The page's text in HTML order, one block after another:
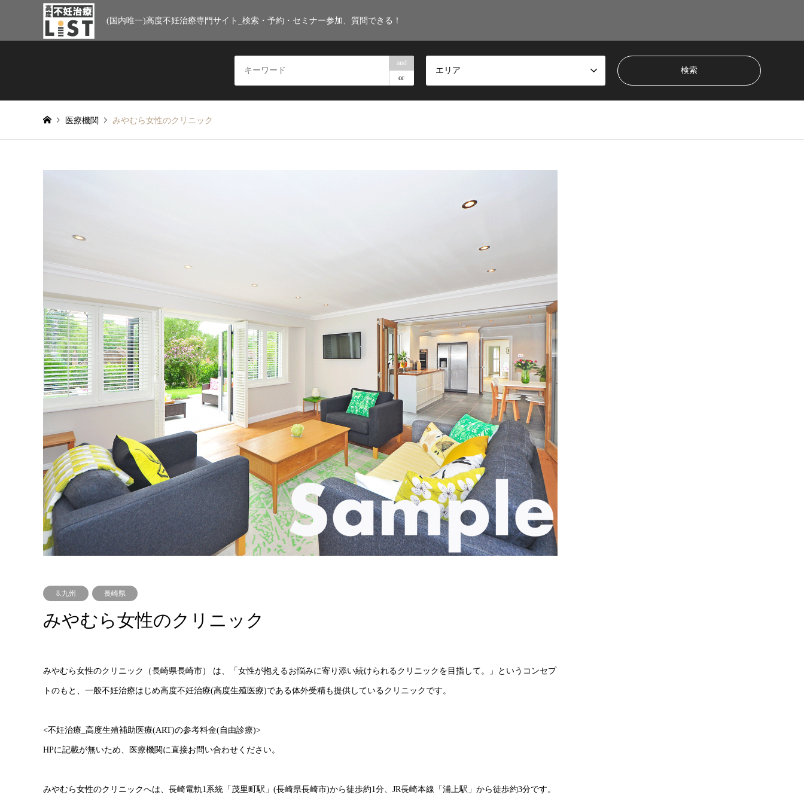
(国内唯一)高度不妊治療専門サイト_検索・予約・セミナー参加、質問できる！
and
or
エリア
医療機関 みやむら女性のクリニック
8.九州 長崎県
みやむら女性のクリニック
みやむら女性のクリニック（長崎県長崎市） は、「女性が抱えるお悩みに寄り添い続けられるクリニックを目指して。」というコンセプ
トのもと、一般不妊治療はじめ高度不妊治療(高度生殖医療)である体外受精も提供しているクリニックです。
<不妊治療_高度生殖補助医療(ART)の参考料金(自由診療)>
HPに記載が無いため、医療機関に直接お問い合わせください。
みやむら女性のクリニックへは、長崎電軌1系統「茂里町駅」(長崎県長崎市)から徒歩約1分、JR長崎本線「浦上駅」から徒歩約3分です。